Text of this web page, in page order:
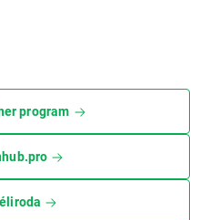
program